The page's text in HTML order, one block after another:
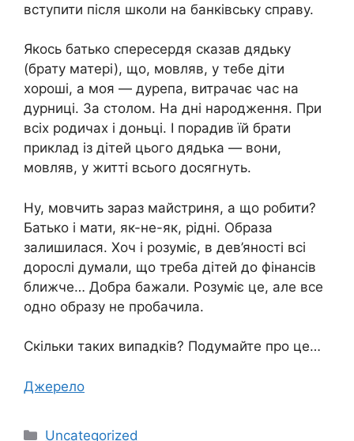
вступити після школи на банківську справу.
Якось батько спересердя сказав дядьку
(брату матері), що, мовляв, у тебе діти
хороші, а моя — дурепа, витрачає час на
дурниці. За столом. На дні народження. При
всіх родичах і доньці. І порадив їй брати
приклад із дітей цього дядька — вони,
мовляв, у житті всього досягнуть.
Ну, мовчить зараз майстриня, а що робити?
Батько і мати, як-не-як, рідні. Образа
залишилася. Хоч і розуміє, в дев’яності всі
дорослі думали, що треба дітей до фінансів
ближче… Добра бажали. Розуміє це, але все
одно образу не пробачила.
Скільки таких випадків? Подумайте про це…
Джерело
Категорії
Uncategorized